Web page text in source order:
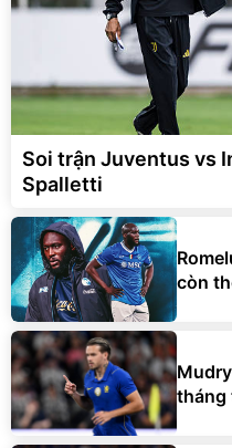
Soi trận Juventus vs
Spalletti
còn
tháng